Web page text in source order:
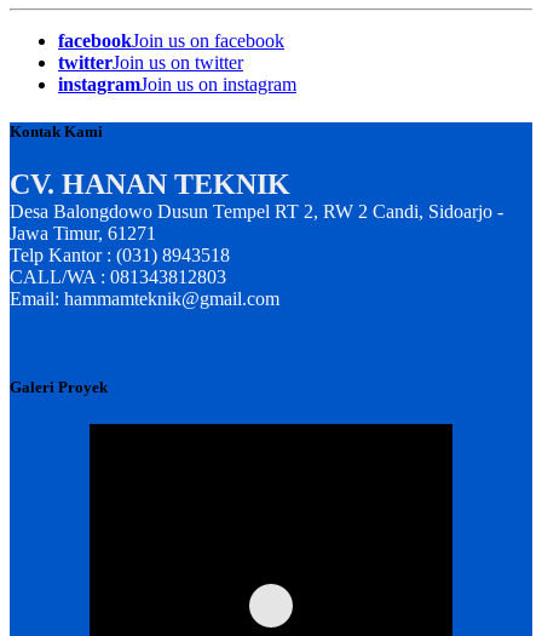
facebookJoin us on facebook
twitterJoin us on twitter
instagramJoin us on instagram
Kontak Kami
CV. HANAN TEKNIK
Desa Balongdowo Dusun Tempel RT 2, RW 2 Candi, Sidoarjo -
Jawa Timur, 61271
Telp Kantor : (031) 8943518
CALL/WA : 081343812803
Email: hammamteknik@gmail.com
Galeri Proyek